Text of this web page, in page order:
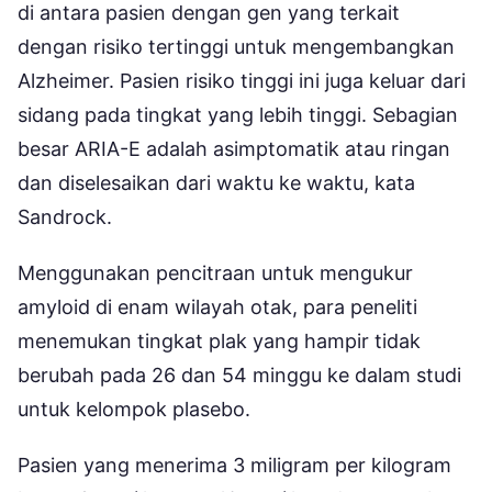
di antara pasien dengan gen yang terkait
dengan risiko tertinggi untuk mengembangkan
Alzheimer. Pasien risiko tinggi ini juga keluar dari
sidang pada tingkat yang lebih tinggi. Sebagian
besar ARIA-E adalah asimptomatik atau ringan
dan diselesaikan dari waktu ke waktu, kata
Sandrock.
Menggunakan pencitraan untuk mengukur
amyloid di enam wilayah otak, para peneliti
menemukan tingkat plak yang hampir tidak
berubah pada 26 dan 54 minggu ke dalam studi
untuk kelompok plasebo.
Pasien yang menerima 3 miligram per kilogram